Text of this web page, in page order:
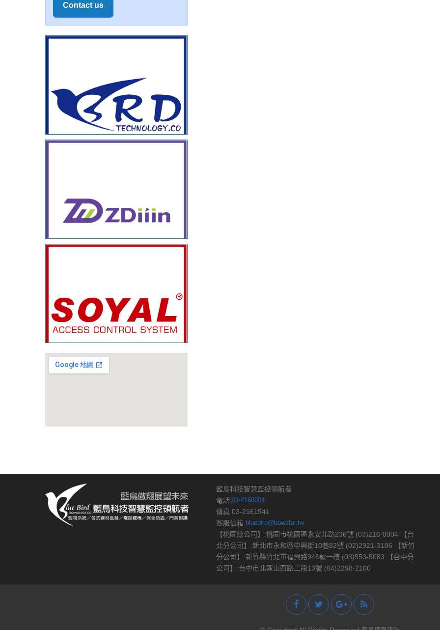
Contact us
藍鳥科技智慧監控領航者
電話 03-2160004
傳真 03-2161941
客服信箱 bluebird@bbwstar.tw
【桃園總公司】:桃園市桃園區永安北路236號 (03)216-0004 【台
北分公司】:新北市永和區中興街10巷82號 (02)2921-3106 【新竹
分公司】:新竹縣竹北市福興路946號一樓 (03)553-5083 【台中分
公司】:台中市北區山西路二段13號 (04)2298-2100